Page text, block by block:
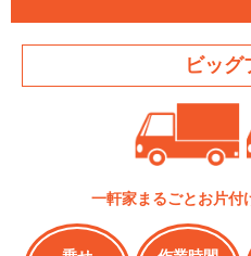
ビッグ
一軒家まるごとお片付